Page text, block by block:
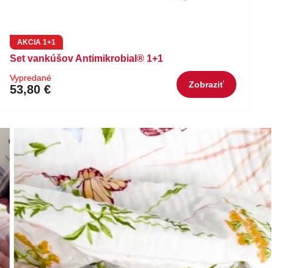
AKCIA 1+1
Set vankúšov Antimikrobial® 1+1
Vypredané
53,80 € Zobraziť